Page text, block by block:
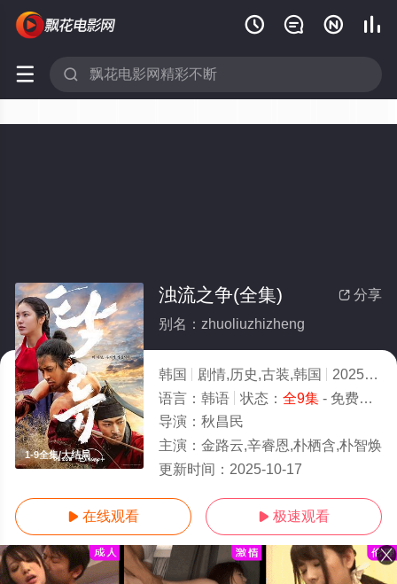
   
 
1-9全集/大结局
 分享
浊流之争(全集)
别名：zhuoliuzhizheng
韩国 剧情,历史,古装,韩国 2025
语言： 韩语 状态： 全9集- 免费在线观看
导演： 秋昌民
主演： 金路云,辛睿恩,朴栖含,朴智焕
更新时间： 2025-10-17
 在线观看  极速观看